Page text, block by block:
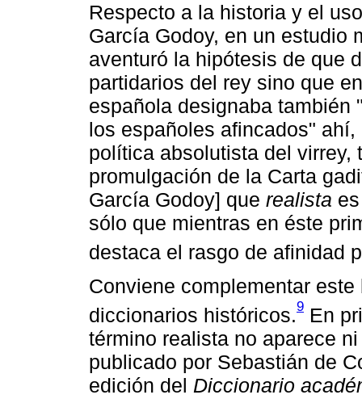
Respecto a la historia y el
García Godoy, en un estudio
aventuró la hipótesis de que
partidarios del rey sino que
española designaba
los españoles afincados"
política absolutista del virrey,
promulgación de la Carta
García Godoy] que realista
sólo que mientras en éste
destaca el rasgo de afinidad
Conviene complementar
diccionarios históricos.9 En
término realista no aparece
publicado por Sebastián de
edición del Diccionario